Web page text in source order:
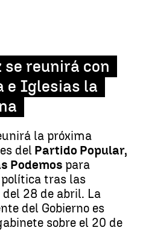
se reunirá con
e Iglesias la
la próxima
del Partido Popular,
Podemos para
tras las
28 de abril. La
del Gobierno es
sobre el 20 de